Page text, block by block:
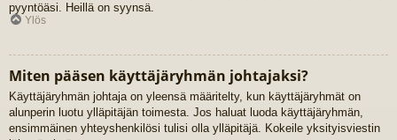
pyyntöäsi. Heillä on syynsä.
Ylös
Miten pääsen käyttäjäryhmän johtajaksi?
Käyttäjäryhmän johtaja on yleensä määritelty, kun käyttäjäryhmät on
alunperin luotu ylläpitäjän toimesta. Jos haluat luoda käyttäjäryhmän,
ensimmäinen yhteyshenkilösi tulisi olla ylläpitäjä. Kokeile yksityisviestin